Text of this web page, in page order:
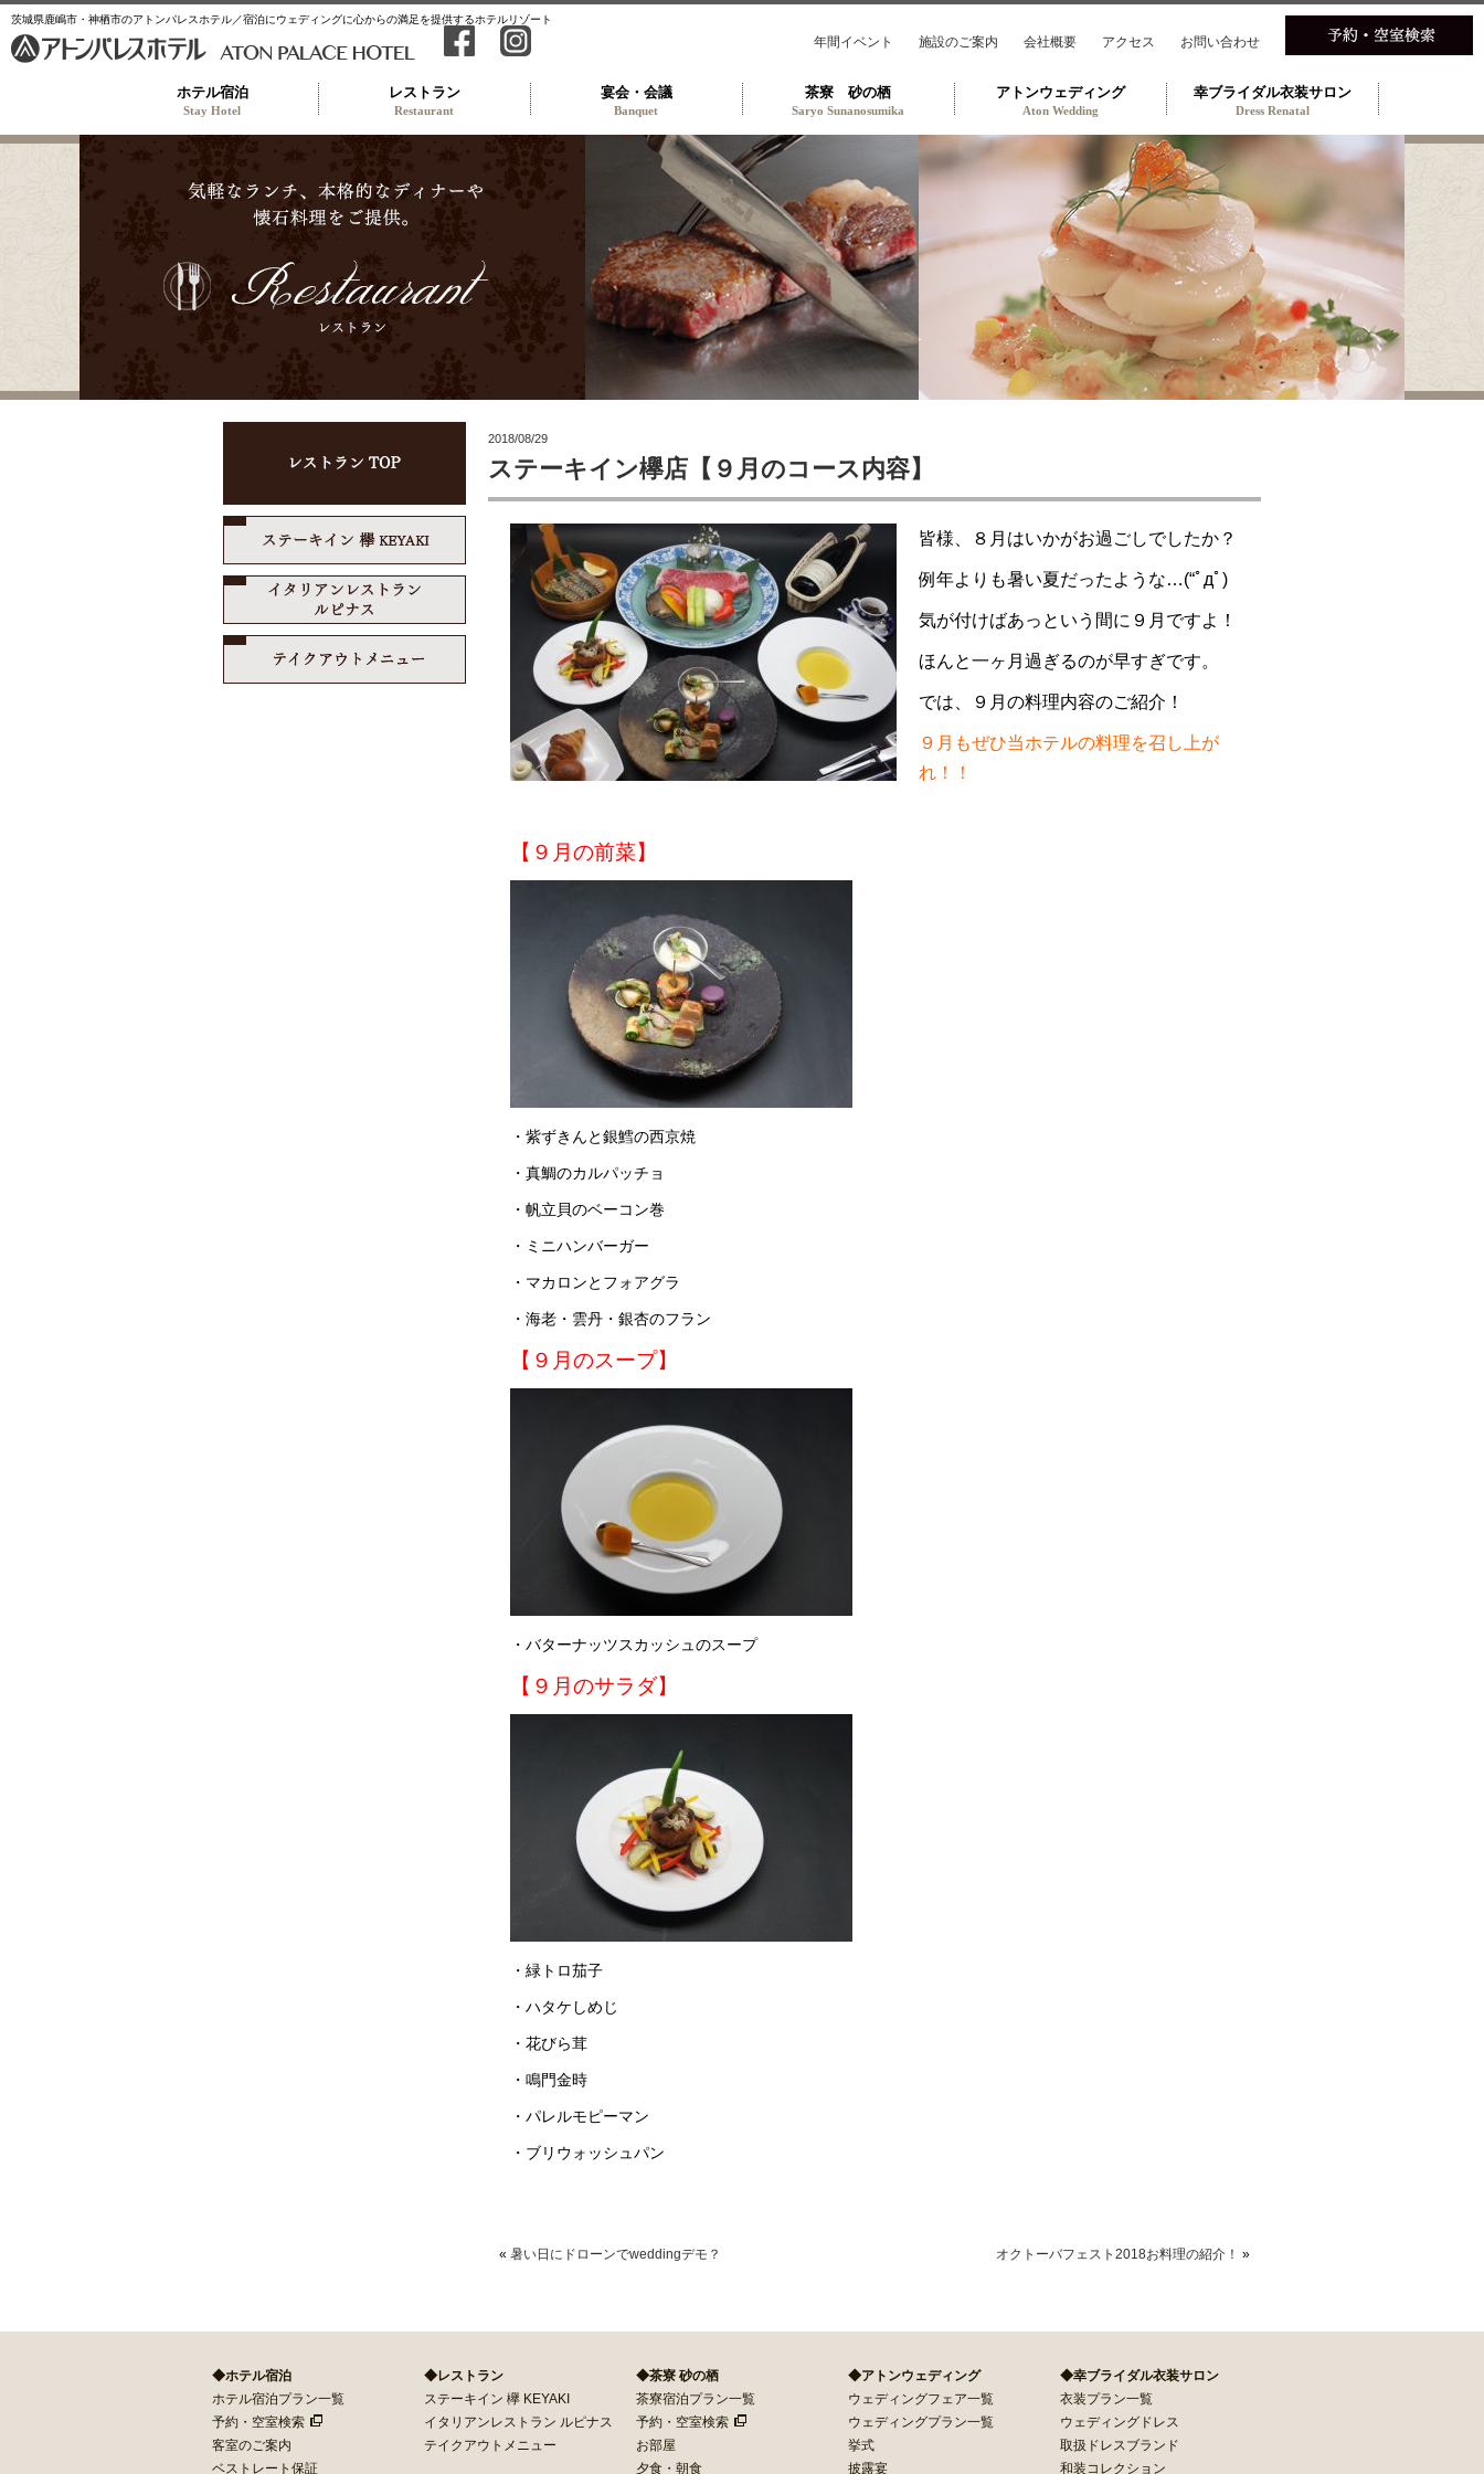
茨城県鹿嶋市・神栖市のアトンパレスホテル／宿泊にウェディングに心からの満足を提供するホテルリゾート
年間イベント 施設のご案内 会社概要 アクセス お問い合わせ
ホテル宿泊
Stay Hotel
レストラン
Restaurant
宴会・会議
Banquet
茶寮 砂の栖
Saryo Sunanosumika
アトンウェディング
Aton Wedding
幸ブライダル衣装サロン
Dress Renatal
2018/08/29
ステーキイン欅店【９月のコース内容】
皆様、８月はいかがお過ごしでしたか？
例年よりも暑い夏だったような…(“ﾟдﾟ)
気が付けばあっという間に９月ですよ！
ほんと一ヶ月過ぎるのが早すぎです。
では、９月の料理内容のご紹介！
９月もぜひ当ホテルの料理を召し上が
れ！！
【９月の前菜】
・紫ずきんと銀鱈の西京焼
・真鯛のカルパッチョ
・帆立貝のベーコン巻
・ミニハンバーガー
・マカロンとフォアグラ
・海老・雲丹・銀杏のフラン
【９月のスープ】
・バターナッツスカッシュのスープ
【９月のサラダ】
・緑トロ茄子
・ハタケしめじ
・花びら茸
・鳴門金時
・パレルモピーマン
・ブリウォッシュパン
« 暑い日にドローンでweddingデモ？ オクトーバフェスト2018お料理の紹介！ »
レストラン TOP
ステーキイン 欅（けやき）
イタリアンレストラン ルピナス
テイクアウトメニュー
◆ホテル宿泊
ホテル宿泊プラン一覧
予約・空室検索
客室のご案内
ベストレート保証
◆レストラン
ステーキイン 欅 KEYAKI
イタリアンレストラン ルピナス
テイクアウトメニュー
◆茶寮 砂の栖
茶寮宿泊プラン一覧
予約・空室検索
お部屋
夕食・朝食
◆アトンウェディング
ウェディングフェア一覧
ウェディングプラン一覧
挙式
披露宴
◆幸ブライダル衣装サロン
衣装プラン一覧
ウェディングドレス
取扱ドレスブランド
和装コレクション